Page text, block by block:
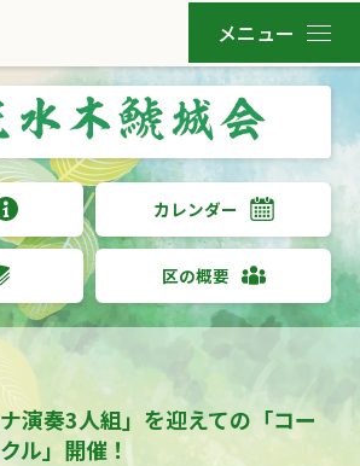
カレンダー
区の概要
演奏3人組」を迎えての「コー
ル」開催！